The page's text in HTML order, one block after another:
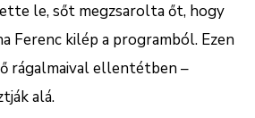
le, sőt megzsarolta őt, hogy
Ferenc kilép a programból. Ezen
rágalmaival ellentétben –
alá.